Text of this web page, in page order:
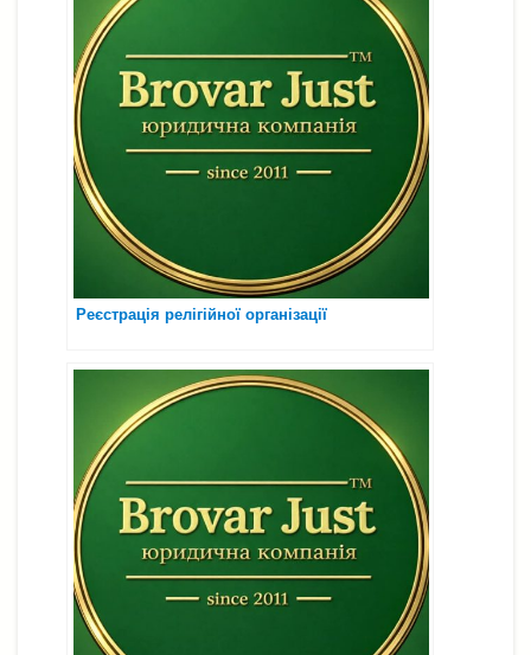
Реєстрація релігійної організації